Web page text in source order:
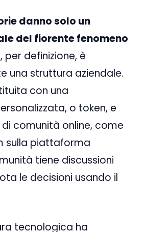
danno solo un
del fiorente fenomeno
per definizione, è
una struttura aziendale.
con una
o token, e
comunità online, come
sulla piattaforma
tiene discussioni
le decisioni usando il
tecnologica ha